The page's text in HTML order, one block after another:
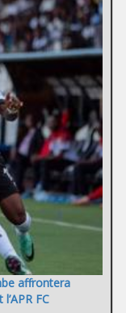
affrontera
FC